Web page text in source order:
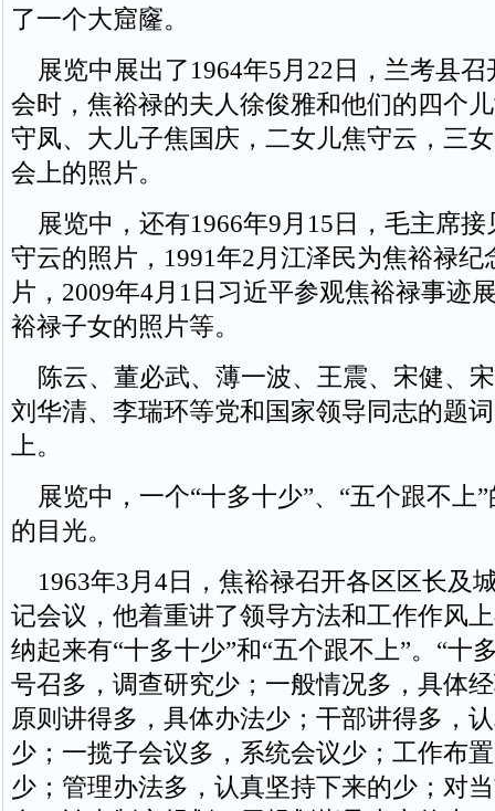
了一个大窟窿。
展览中展出了1964年5月22日，兰考县召
会时，焦裕禄的夫人徐俊雅和他们的四个
守凤、大儿子焦国庆，二女儿焦守云，三
会上的照片。
展览中，还有1966年9月15日，毛主席接
守云的照片，1991年2月江泽民为焦裕禄纪
片，2009年4月1日习近平参观焦裕禄事迹
裕禄子女的照片等。
陈云、董必武、薄一波、王震、宋健、
刘华清、李瑞环等党和国家领导同志的题
上。
展览中，一个“十多十少”、“五个跟不上
的目光。
1963年3月4日，焦裕禄召开各区区长及
记会议，他着重讲了领导方法和工作作风
纳起来有“十多十少”和“五个跟不上”。“十
号召多，调查研究少；一般情况多，具体
原则讲得多，具体办法少；干部讲得多，
少；一揽子会议多，系统会议少；工作布
少；管理办法多，认真坚持下来的少；对